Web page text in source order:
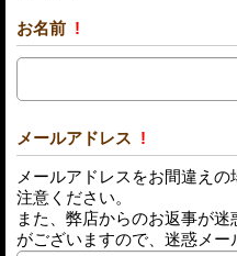
お名前 !
メールアドレス !
メールアドレスをお間違え
注意ください。
また、弊店からのお返事が
がございますので、迷惑メー